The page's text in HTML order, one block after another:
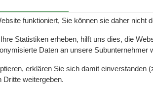
Straßen in Sellin. Hier erwarten Sie
perfekte Infrastruktur für einen
die schönsten Spazierwege,
Restaurants entlang der
willkommen.
funktioniert, Sie können sie daher nicht
Statistiken erheben, hilft uns dies, die
Daten an unsere Subunternehmer
erklären Sie sich damit einverstanden
weitergeben.